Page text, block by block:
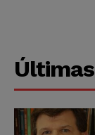
Últimas